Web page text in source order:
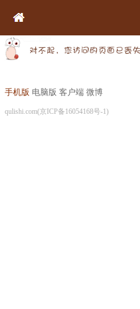
手机版 电脑版 客户端 微博
qulishi.com(京ICP备16054168号-1)